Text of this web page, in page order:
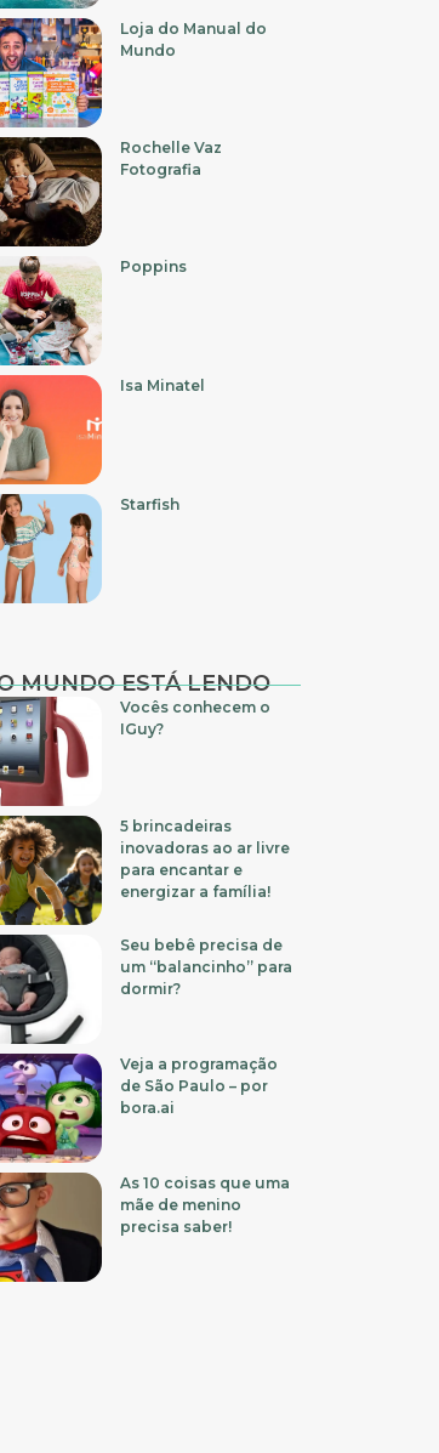
Loja do Manual do
Mundo
Rochelle Vaz
Fotografia
Poppins
Isa Minatel
Starfish
MUNDO ESTÁ LENDO
Vocês conhecem o
IGuy?
5 brincadeiras
inovadoras ao ar livre
para encantar e
energizar a família!
Seu bebê precisa de
um “balancinho” para
dormir?
Veja a programação
de São Paulo – por
bora.ai
As 10 coisas que uma
mãe de menino
precisa saber!